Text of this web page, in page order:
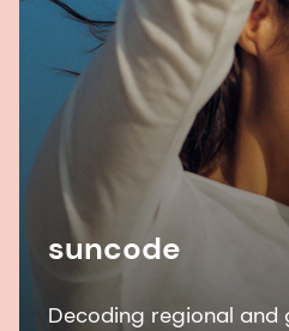
suncode
Decoding regional and